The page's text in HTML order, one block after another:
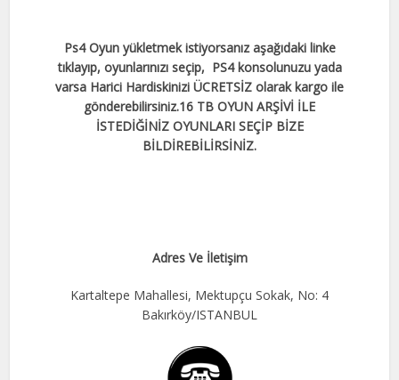
Ps4 Oyun yükletmek istiyorsanız aşağıdaki linke
tıklayıp, oyunlarınızı seçip, PS4 konsolunuzu yada
varsa Harici Hardiskinizi ÜCRETSİZ olarak kargo ile
gönderebilirsiniz.16 TB OYUN ARŞİVİ İLE
İSTEDİĞİNİZ OYUNLARI SEÇİP BİZE
BİLDİREBİLİRSİNİZ.
Adres Ve İletişim
Kartaltepe Mahallesi, Mektupçu Sokak, No: 4
Bakırköy/ISTANBUL